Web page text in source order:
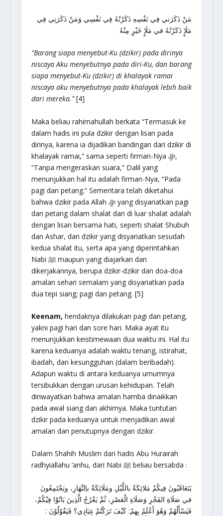
مَلَإٍ ذَكَرْتُهُ في مَلَإٍ خَيْرٍ مِنْهُ
“Barang siapa menyebut-Ku (dzikir) pada dirinya
niscaya Aku menyebutnya pada diri-Ku, dan barang
siapa menyebut-Ku (dzikir) di khalayak ramai
niscaya aku menyebutnya pada khalayak lebih baik
dari mereka.”[4]
Maka beliau rahimahullah berkata “Termasuk ke
dalam hadis ini pula dzikir dengan lisan pada
dirinya, karena ia dijadikan bandingan dari dzikir di
khalayak ramai,” sama seperti firman-Nya ﷻ,
“Tanpa mengeraskan suara,” Dalil yang
menunjukkan hal itu adalah firman-Nya, “Pada
pagi dan petang.” Sementara telah diketahui
bahwa dzikir pada Allah ﷻ yang disyariatkan pagi
dan petang dalam shalat dan di luar shalat adalah
dengan lisan bersama hati, seperti shalat Shubuh
dan Ashar, dan dzikir yang disyariatkan sesudah
kedua shalat itu, serta apa yang diperintahkan
Nabi ﷺ maupun yang diajarkan dan
dikerjakannya, berupa dzikir-dzikir dan doa-doa
amalan sehari semalam yang disyariatkan pada
dua tepi siang; pagi dan petang. [5]
Keenam, hendaknya dilakukan pagi dan petang,
yakni pagi hari dan sore hari. Maka ayat itu
menunjukkan keistimewaan dua waktu ini. Hal itu
karena keduanya adalah waktu tenang, istirahat,
ibadah, dan kesungguhan (dalam beribadah).
Adapun waktu di antara keduanya umumnya
tersibukkan dengan urusan kehidupan. Telah
diriwayatkan bahwa amalan hamba dinaikkan
pada awal siang dan akhirnya. Maka tuntutan
dzikir pada keduanya untuk menjadikan awal
amalan dan penutupnya dengan dzikir.
Dalam Shahih Muslim dari hadis Abu Hurairah
radhyiallahu ‘anhu, dari Nabi ﷺ beliau bersabda :
يَتَعَاقَبُونَ فِيكُمْ مَلائِكَةٌ باللَّيْلِ ومَلَائِكَةٌ باِلنَّهَارِ، ويَجْتَمِعُونَ
في صَلَاةِ الفَجْرِ وَصَلَاةِ الْعَصْرِ، ثُمَّ يَعْرُجُ الَّذِينَ بَاتُوْا فِيْكُمْ،
فَيَسْأَلُهُمْ وَهُوَ أَعْلَمُ بِهِمْ: كَيْفَ تَرَكْتُمْ عِبَادِي؟ فَيَقُوْلُوْنَ :